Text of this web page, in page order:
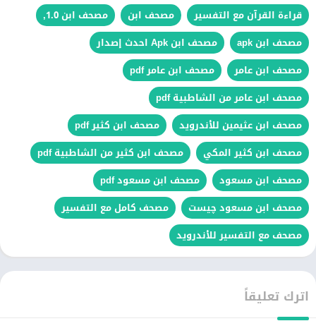
قراءة القرآن مع التفسير
مصحف ابن
مصحف ابن 1.0,
مصحف ابن apk
مصحف ابن Apk احدث إصدار
مصحف ابن عامر
مصحف ابن عامر pdf
مصحف ابن عامر من الشاطبية pdf
مصحف ابن عثيمين للأندرويد
مصحف ابن كثير pdf
مصحف ابن كثير المكي
مصحف ابن كثير من الشاطبية pdf
مصحف ابن مسعود
مصحف ابن مسعود pdf
مصحف ابن مسعود چیست
مصحف كامل مع التفسير
مصحف مع التفسير للأندرويد
اترك تعليقاً